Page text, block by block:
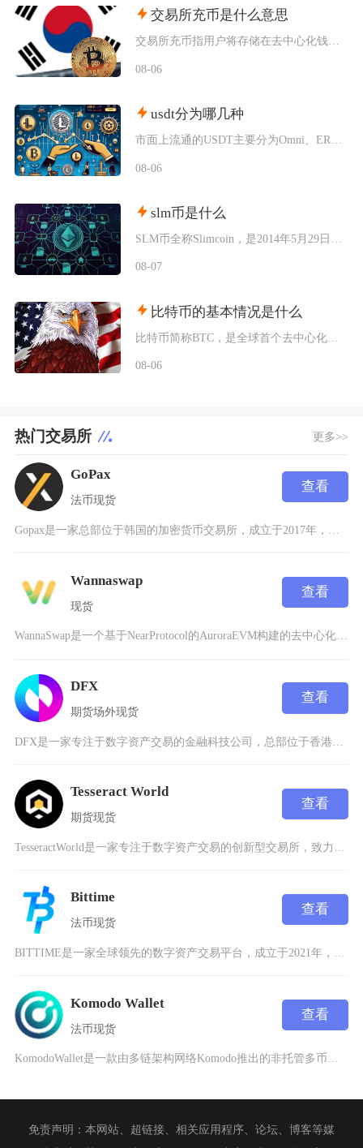
交易所充币是什么意思
08-06
usdt分为哪几种
08-06
slm币是什么
08-07
比特币的基本情况是什么
08-06
热门交易所 更多>>
GoPax
法币现货
查看
Wannaswap
现货
查看
WannaSwap是一个基于NearProtocol的AuroraEVM构建的去中心化交易
DFX
期货场外现货
查看
Tesseract World
期货现货
查看
Bittime
法币现货
查看
Komodo Wallet
法币现货
查看
KomodoWallet是一款由多链架构网络Komodo推出的非托管多币种软件钱包，支持原
免责声明：本网站、超链接、相关应用程序、论坛、博客等媒